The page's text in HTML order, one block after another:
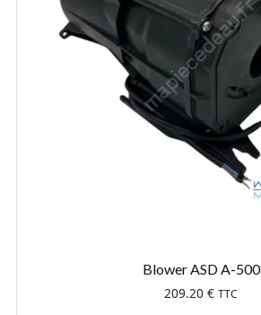
Blower ASD A-500
209.20 € TTC